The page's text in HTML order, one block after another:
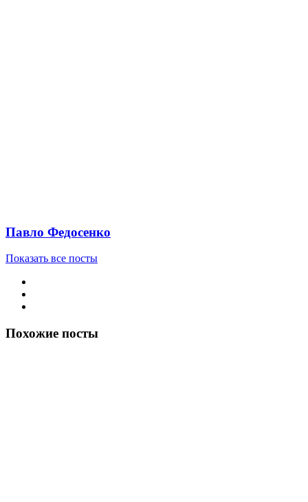
Павло Федосенко
Показать все посты
Похожие посты